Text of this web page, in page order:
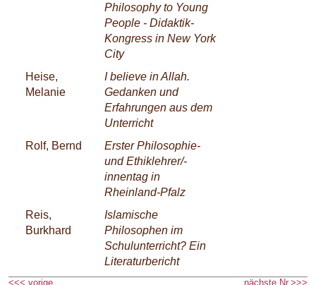
Philosophy to Young
People - Didaktik-
Kongress in New York
City
Heise,
Melanie
I believe in Allah.
Gedanken und
Erfahrungen aus dem
Unterricht
Rolf, Bernd
Erster Philosophie-
und Ethiklehrer/-
innentag in
Rheinland-Pfalz
Reis,
Burkhard
Islamische
Philosophen im
Schulunterricht? Ein
Literaturbericht
<<< vorige nächste Nr.>>>